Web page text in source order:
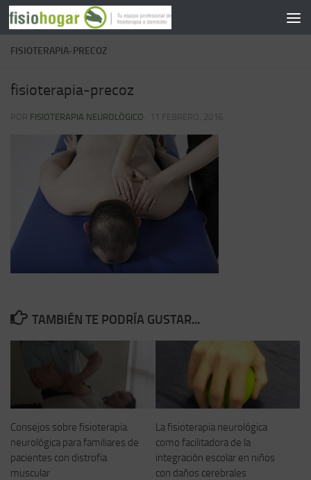
Saltar al contenido
FISIOTERAPIA-PRECOZ
fisioterapia-precoz
POR FISIOTERAPIA NEUROLÓGICO · 11 FEBRERO, 2016
TAMBIÉN TE PODRÍA GUSTAR...
Consejos sobre fisioterapia
neurológica para familiares de
pacientes con distrofia
muscular
La fisioterapia neurológica
como facilitadora de la
integración escolar en niños
con daños cerebrales